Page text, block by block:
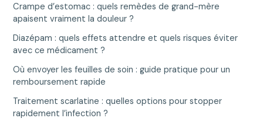
Crampe d’estomac : quels remèdes de grand-mère
apaisent vraiment la douleur ?
Diazépam : quels effets attendre et quels risques éviter
avec ce médicament ?
Où envoyer les feuilles de soin : guide pratique pour un
remboursement rapide
Traitement scarlatine : quelles options pour stopper
rapidement l’infection ?